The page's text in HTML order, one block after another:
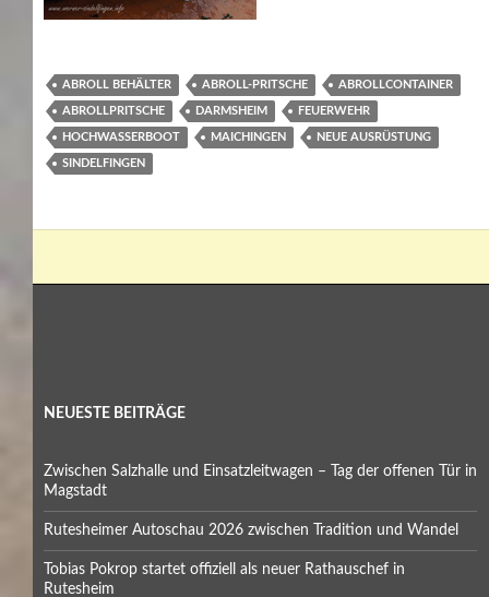
ABROLL BEHÄLTER ABROLL-PRITSCHE ABROLLCONTAINER
ABROLLPRITSCHE DARMSHEIM FEUERWEHR
HOCHWASSERBOOT MAICHINGEN NEUE AUSRÜSTUNG
SINDELFINGEN
NEUESTE BEITRÄGE
Zwischen Salzhalle und Einsatzleitwagen – Tag der offenen Tür in
Magstadt
Rutesheimer Autoschau 2026 zwischen Tradition und Wandel
Tobias Pokrop startet offiziell als neuer Rathauschef in
Rutesheim